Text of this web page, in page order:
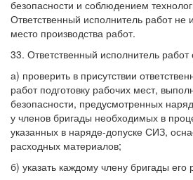
безопасности и соблюдением
Ответственный исполнитель работ не
место производства работ.
33. Ответственный исполнитель работ
а) проверить в присутствии
работ подготовку рабочих мест,
безопасности, предусмотренных
у членов бригады необходимых в
указанных в наряде-допуске СИЗ,
расходных материалов;
б) указать каждому члену бригады его